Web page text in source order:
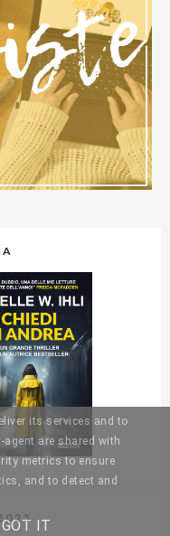
its services and to
are shared with
metrics to ensure
and to detect and
GOT IT